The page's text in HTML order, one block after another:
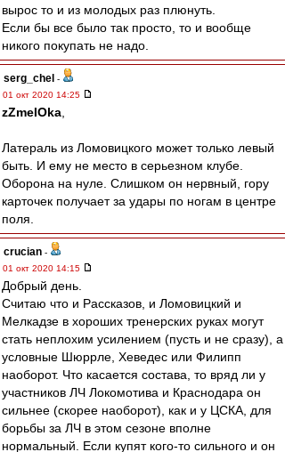
вырос то и из молодых раз плюнуть.
Если бы все было так просто, то и вообще
никого покупать не надо.
serg_chel -
01 окт 2020 14:25
zZmeIOka
Латераль из Ломовицкого может только левый
быть. И ему не место в серьезном клубе.
Оборона на нуле. Слишком он нервный, гору
карточек получает за удары по ногам в центре
поля.
crucian -
01 окт 2020 14:15
Добрый день.
Считаю что и Рассказов, и Ломовицкий и
Мелкадзе в хороших тренерских руках могут
стать неплохим усилением (пусть и не сразу), а
условные Шюррле, Хеведес или Филипп
наоборот. Что касается состава, то вряд ли у
участников ЛЧ Локомотива и Краснодара он
сильнее (скорее наоборот), как и у ЦСКА, для
борьбы за ЛЧ в этом сезоне вполне
нормальный. Если купят кого-то сильного и он